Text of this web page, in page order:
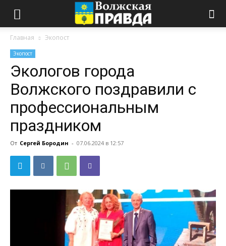
Главная Экопост
Экопост
Экологов города
Волжского поздравили с
профессиональным
праздником
От Сергей Бородин - 07.06.2024 в 12:57